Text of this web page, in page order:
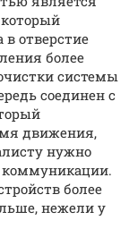
в отверстие
более
системы
соединен с
движения,
нужно
коммуникации.
более
нежели у